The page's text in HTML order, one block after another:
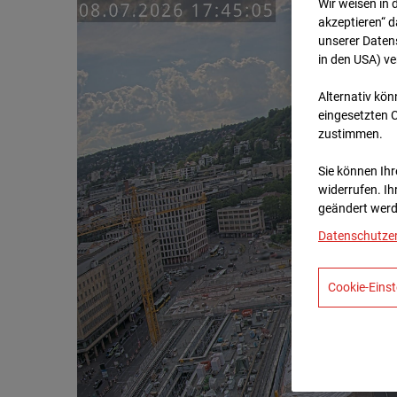
Wir weisen in
akzeptieren“
unserer
in den USA)
Alternativ
eingesetzten
zustimmen.
Sie können
widerrufen.
geändert
Cookie-